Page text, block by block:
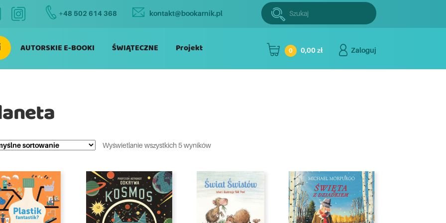
+48 502 614 368 kontakt@bookarnik.pl
Szukaj:Szukaj
AUTORSKIE E-BOOKI ŚWIĄTECZNE Projekt 0 0,00 zł Zaloguj
Wyświetlanie wszystkich 5 wyników